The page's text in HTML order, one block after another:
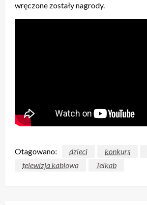
wręczone zostały nagrody.
Otagowano: dzieci konkurs
telewizja kablowa
Telkab